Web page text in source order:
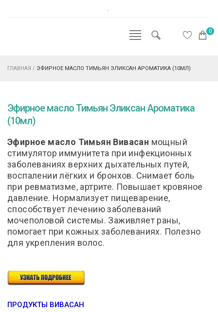
.
0
ГЛАВНАЯ / ЭФИРНОЕ МАСЛО ТИМЬЯН ЭЛИКСАН АРОМАТИКА (10МЛ)
Эфирное масло Тимьян Эликсан Ароматика
(10мл)
Эфирное масло Тимьян Вивасан мощный
стимулятор иммунитета при инфекционных
заболеваниях верхних дыхательных путей,
воспалении лёгких и бронхов. Снимает боль
при ревматизме, артрите. Повышает кровяное
давление. Нормализует пищеварение,
способствует лечению заболеваний
мочеполовой системы. Заживляет раны,
помогает при кожных заболеваниях. Полезно
для укрепления волос.
ПРОДУКТЫ ВИВАСАН